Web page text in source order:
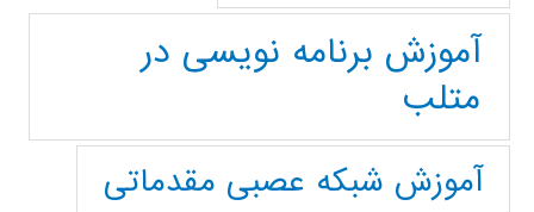
آموزش برنامه نویسی در
متلب
آموزش شبکه عصبی مقدماتی